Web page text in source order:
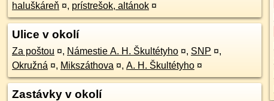
haluškáreň ¤, prístrešok, altánok ¤
Ulice v okolí
Za poštou ¤, Námestie A. H. Škultétyho ¤, SNP ¤,
Okružná ¤, Mikszáthova ¤, A. H. Škultétyho ¤
Zastávky v okolí